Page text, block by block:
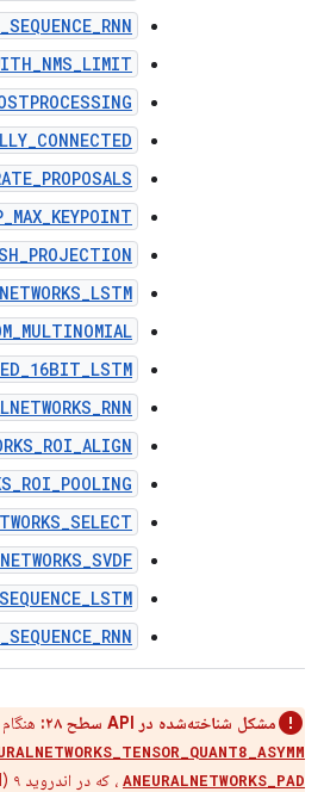
مشکل شناخته‌شده در API سطح ۲۸:
ANEURALNETWORKS_PAD